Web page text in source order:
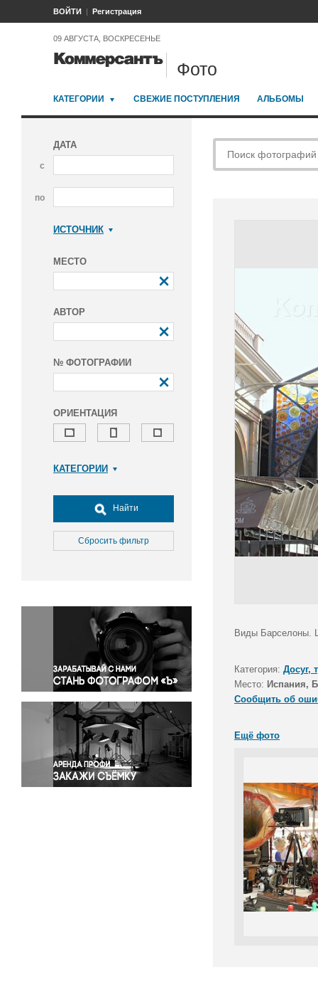
ВОЙТИ Регистрация
09 АВГУСТА, ВОСКРЕСЕНЬЕ
Фото
КАТЕГОРИИ СВЕЖИЕ ПОСТУПЛЕНИЯ АЛЬБОМЫ
ДАТА
с
по
ИСТОЧНИК
МЕСТО
АВТОР
№ ФОТОГРАФИИ
ОРИЕНТАЦИЯ
КАТЕГОРИИ
Досуг, туризм и отдых
Культура
Медицина
Окружающая среда
Политика
Правосудие
Происшествия и конфликты
Религия
Светская жизнь
Спорт
Экология
Экономика и бизнес
Найти
Сбросить фильтр
Виды Барселоны.
Категория: Досуг,
Место: Испания,
Сообщить об
Ещё фото